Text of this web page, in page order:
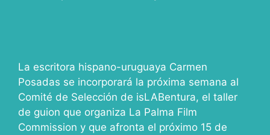
La escritora hispano-uruguaya Carmen
Posadas se incorporará la próxima semana al
Comité de Selección de isLABentura, el taller
de guion que organiza La Palma Film
Commission y que afronta el próximo 15 de